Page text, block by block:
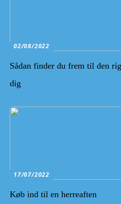
02/08/2022
Sådan finder du frem til den
dig
17/07/2022
Køb ind til en herreaften